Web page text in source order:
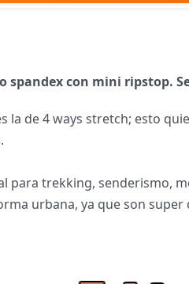
spandex con mini ripstop.
la de 4 ways stretch; esto
para trekking, senderismo,
urbana, ya que son super